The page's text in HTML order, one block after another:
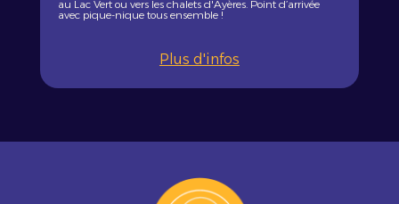
au Lac Vert ou vers les chalets d'Ayères. Point d’arrivée
avec pique-nique tous ensemble !
Plus d'infos